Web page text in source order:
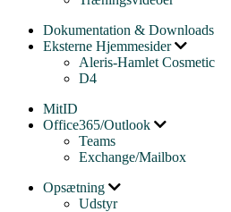
Dokumentation & Downloads
Eksterne Hjemmesider
Aleris-Hamlet Cosmetic
D4
MitID
Office365/Outlook
Teams
Exchange/Mailbox
Opsætning
Udstyr